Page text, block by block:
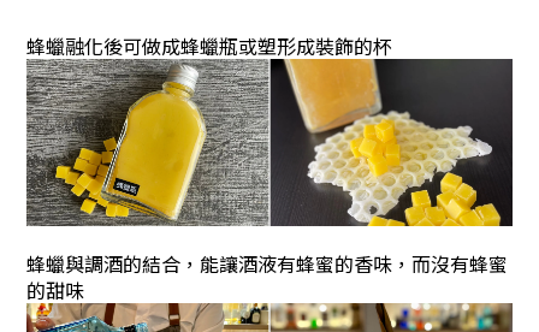
蜂蠟融化後可做成蜂蠟瓶或塑形成裝飾的杯
蜂蠟與調酒的結合，能讓酒液有蜂蜜的香味，而沒有蜂蜜
的甜味